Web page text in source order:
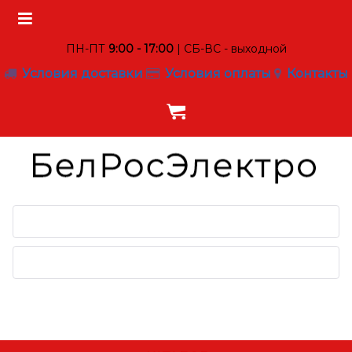
ПН-ПТ 9:00 - 17:00| СБ-ВС - выходной
Условия доставки Условия оплаты Контакты